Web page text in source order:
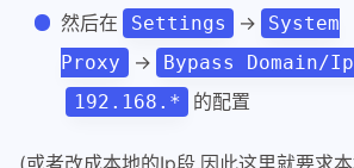
然后在 Settings →
System
Proxy
→ Bypass Domain/
192.168.* 的配置